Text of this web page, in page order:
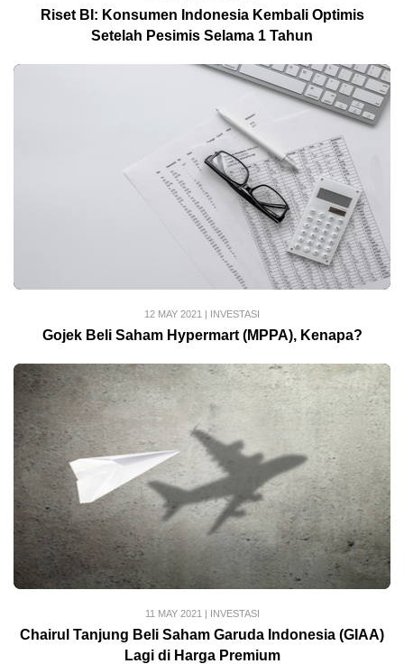
Riset BI: Konsumen Indonesia Kembali Optimis
Setelah Pesimis Selama 1 Tahun
12 MAY 2021 | INVESTASI
Gojek Beli Saham Hypermart (MPPA), Kenapa?
11 MAY 2021 | INVESTASI
Chairul Tanjung Beli Saham Garuda Indonesia (GIAA)
Lagi di Harga Premium